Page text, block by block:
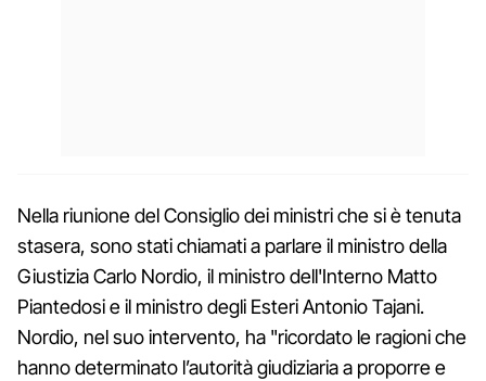
Nella riunione del Consiglio dei ministri che si è tenuta
stasera, sono stati chiamati a parlare il ministro della
Giustizia Carlo Nordio, il ministro dell'Interno Matto
Piantedosi e il ministro degli Esteri Antonio Tajani.
Nordio, nel suo intervento, ha "ricordato le ragioni che
hanno determinato l’autorità giudiziaria a proporre e